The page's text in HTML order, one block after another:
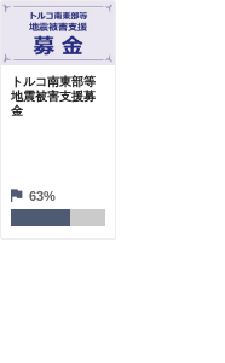
トルコ南東部等
地震被害支援募
金
63%